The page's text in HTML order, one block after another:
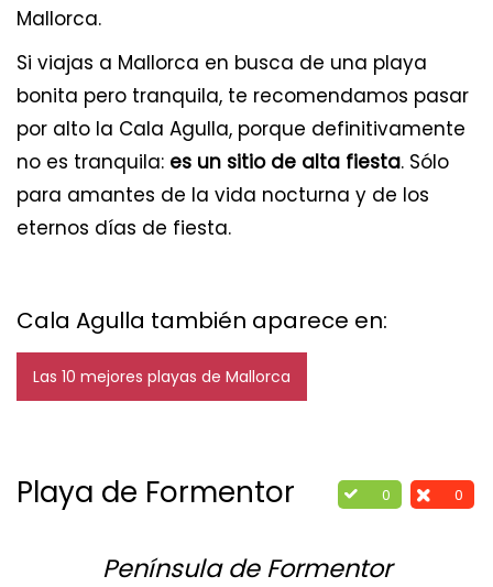
Mallorca.
Si viajas a Mallorca en busca de una playa
bonita pero tranquila, te recomendamos pasar
por alto la Cala Agulla, porque definitivamente
no es tranquila: es un sitio de alta fiesta. Sólo
para amantes de la vida nocturna y de los
eternos días de fiesta.
Cala Agulla también aparece en:
Las 10 mejores playas de Mallorca
0 0
Playa de Formentor
Península de Formentor